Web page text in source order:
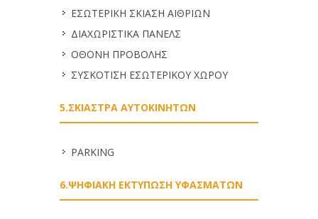
ΕΣΩΤΕΡΙΚΗ ΣΚΙΑΣΗ ΑΙΘΡΙΩΝ
ΔΙΑΧΩΡΙΣΤΙΚΑ ΠΑΝΕΛΣ
ΟΘΟΝΗ ΠΡΟΒΟΛΗΣ
ΣΥΣΚΟΤΙΣΗ ΕΣΩΤΕΡΙΚΟΥ ΧΩΡΟΥ
5.ΣΚΙΑΣΤΡΑ ΑΥΤΟΚΙΝΗΤΩΝ
PARKING
6.ΨΗΦΙΑΚΗ ΕΚΤΥΠΩΣΗ ΥΦΑΣΜΑΤΩΝ